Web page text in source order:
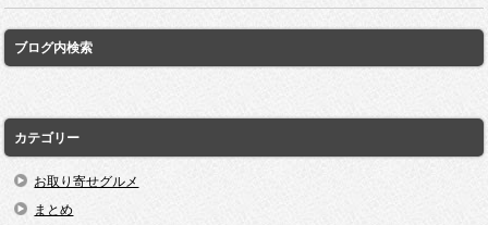
ブログ内検索
カテゴリー
お取り寄せグルメ
まとめ